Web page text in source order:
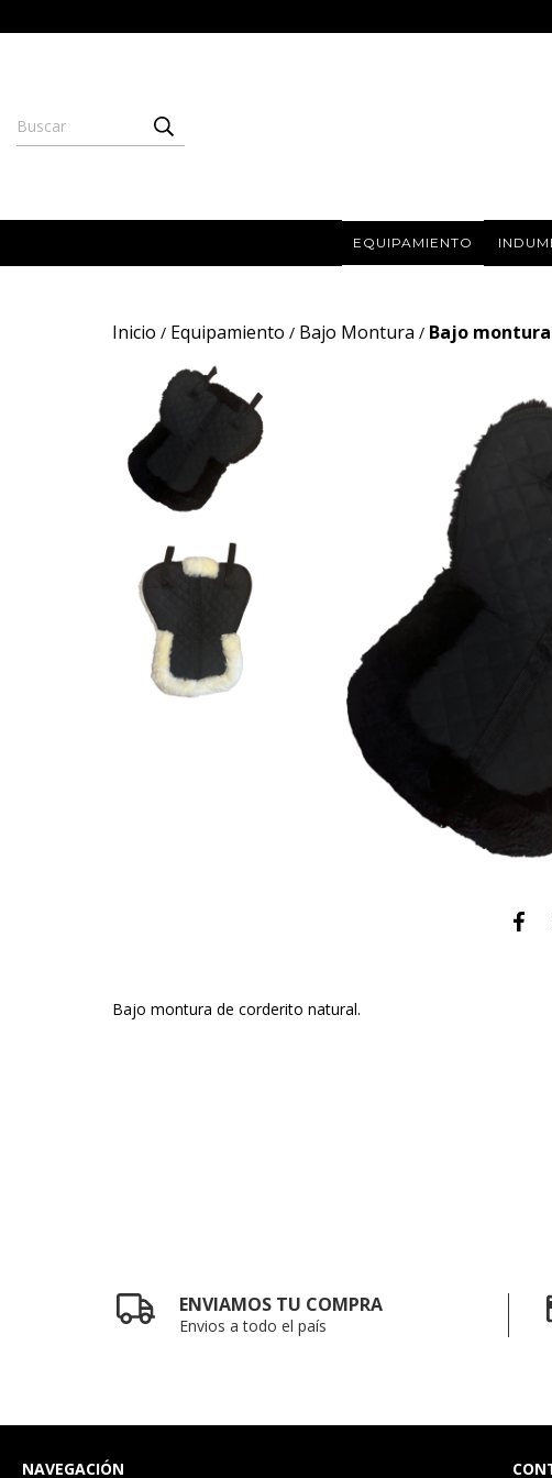
EQUIPAMIENTO
Inicio / Equipamiento / Bajo Montura / Bajo
Bajo montura de corderito natural.
ENVIAMOS TU COMPRA
Envios a todo el país
NAVEGACIÓN